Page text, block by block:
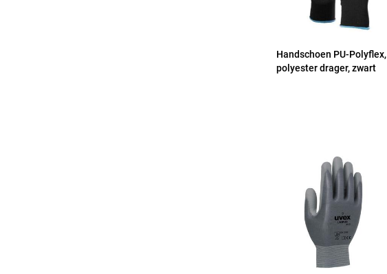
Handschoen PU-Polyflex,
polyester drager, zwart